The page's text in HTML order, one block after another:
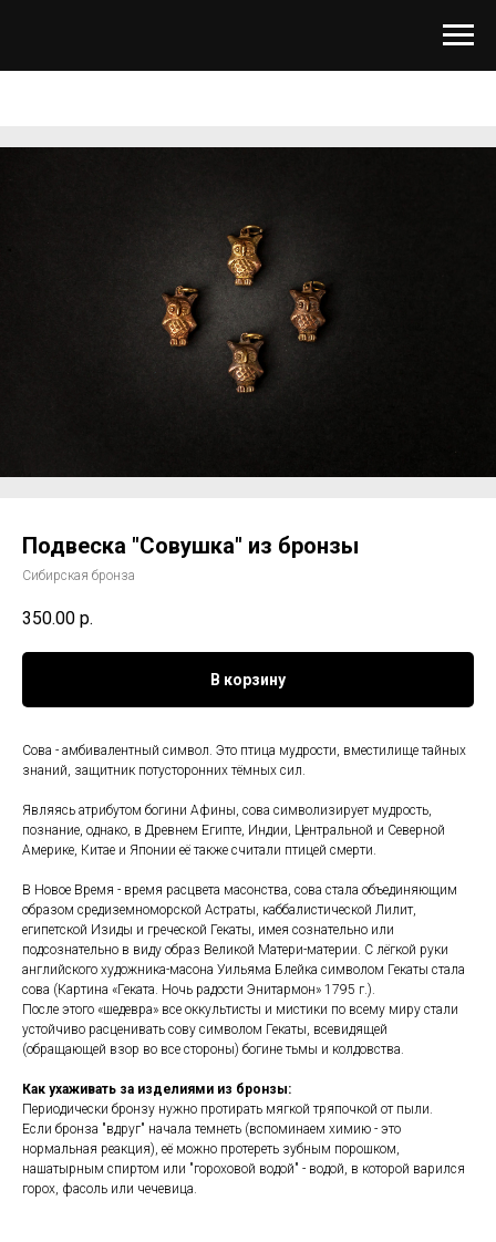
Подвеска "Совушка" из бронзы
Сибирская бронза
350.00 р.
В корзину
Сова - амбивалентный символ. Это птица мудрости, вместилище тайных
знаний, защитник потусторонних тёмных сил.
Являясь атрибутом богини Афины, сова символизирует мудрость,
познание, однако, в Древнем Египте, Индии, Центральной и Северной
Америке, Китае и Японии её также считали птицей смерти.
В Новое Время - время расцвета масонства, сова стала объединяющим
образом средиземноморской Астраты, каббалистической Лилит,
египетской Изиды и греческой Гекаты, имея сознательно или
подсознательно в виду образ Великой Матери-материи. С лёгкой руки
английского художника-масона Уильяма Блейка символом Гекаты стала
сова (Картина «Геката. Ночь радости Энитармон» 1795 г.).
После этого «шедевра» все оккультисты и мистики по всему миру стали
устойчиво расценивать сову символом Гекаты, всевидящей
(обращающей взор во все стороны) богине тьмы и колдовства.
Как ухаживать за изделиями из бронзы:
Периодически бронзу нужно протирать мягкой тряпочкой от пыли.
Если бронза "вдруг" начала темнеть (вспоминаем химию - это
нормальная реакция), её можно протереть зубным порошком,
нашатырным спиртом или "гороховой водой" - водой, в которой варился
горох, фасоль или чечевица.